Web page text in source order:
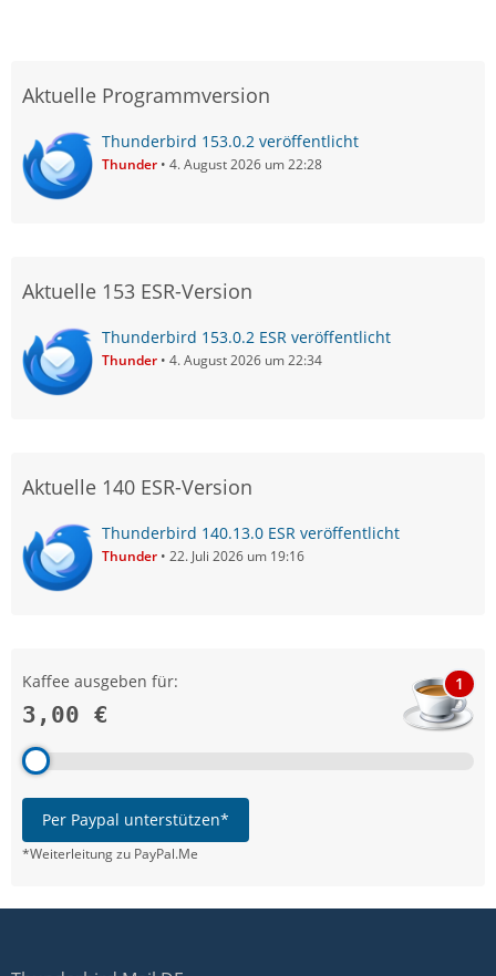
Aktuelle Programmversion
Thunderbird 153.0.2 veröffentlicht
Thunder 4. August 2026 um 22:28
Aktuelle 153 ESR-Version
Thunderbird 153.0.2 ESR veröffentlicht
Thunder 4. August 2026 um 22:34
Aktuelle 140 ESR-Version
Thunderbird 140.13.0 ESR veröffentlicht
Thunder 22. Juli 2026 um 19:16
Kaffee ausgeben für:
3,00 €
1
Per Paypal unterstützen*
*Weiterleitung zu PayPal.Me